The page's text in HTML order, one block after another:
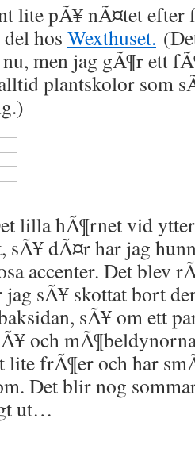
lite pÃ¥ nÃ¤tet efter
hos Wexthuset.
nu, men jag gÃ¶r ett
plantskolor som
lilla hÃ¶rnet vid
dÃ¤r har jag
accenter. Det blev
sÃ¥ skottat bort
sÃ¥ om ett
och
lite frÃ¶er och har
Det blir nog
ut…